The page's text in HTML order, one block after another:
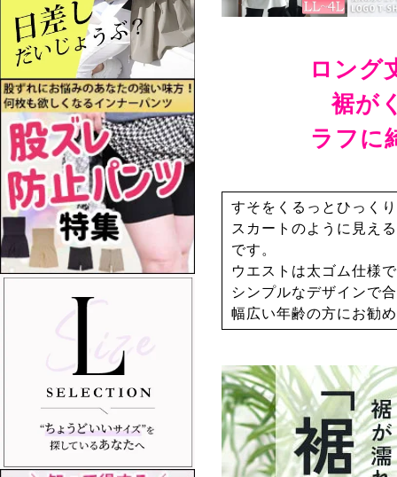
ロング
裾が
ラフに
すそをくるっとひっく
スカートのように見え
です。
ウエストは太ゴム仕様
シンプルなデザインで
幅広い年齢の方にお勧